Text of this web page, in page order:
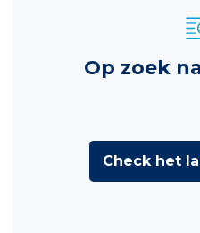
Op zoek
Check het